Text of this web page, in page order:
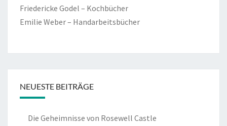
Friedericke Godel – Kochbücher
Emilie Weber – Handarbeitsbücher
NEUESTE BEITRÄGE
Die Geheimnisse von Rosewell Castle